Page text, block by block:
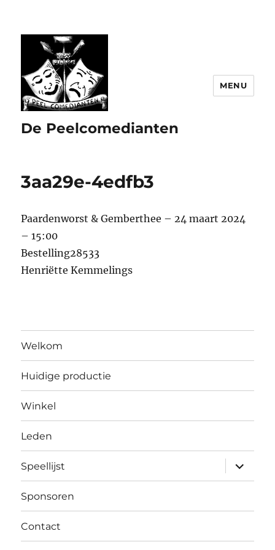
De Peelcomedianten
MENU
3aa29e-4edfb3
Paardenworst & Gemberthee – 24 maart 2024
– 15:00
Bestelling28533
Henriëtte Kemmelings
Welkom
Huidige productie
Winkel
Leden
Speellijst
Sponsoren
Contact